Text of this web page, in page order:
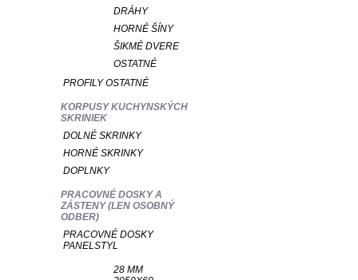
DRÁHY
HORNÉ ŠÍNY
ŠIKMÉ DVERE
OSTATNÉ
PROFILY OSTATNÉ
KORPUSY KUCHYNSKÝCH
SKRINIEK
DOLNÉ SKRINKY
HORNÉ SKRINKY
DOPLNKY
PRACOVNÉ DOSKY A
ZÁSTENY (LEN OSOBNÝ
ODBER)
PRACOVNÉ DOSKY
PANELSTYL
28 MM